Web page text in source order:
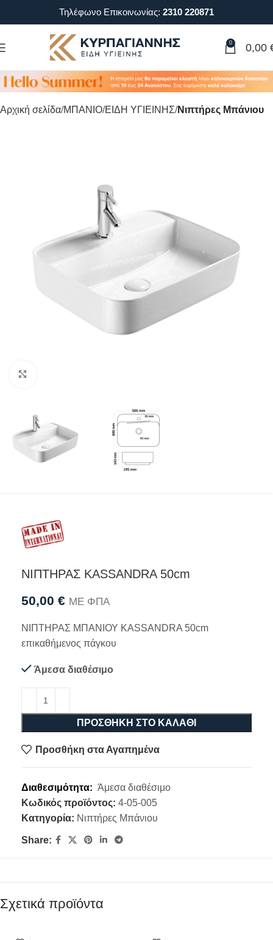
Τηλέφωνο Επικοινωνίας: 2310 220871
0 0,00
Αρχική σελίδα ΜΠΑΝΙΟ ΕΙΔΗ ΥΓΙΕΙΝΗΣ Νιπτήρες Μπάνιου
ΝΙΠΤΗΡΑΣ KASSANDRA 50cm
50,00 € ΜΕ ΦΠΑ
ΝΙΠΤΗΡΑΣ ΜΠΑΝΙΟΥ KASSANDRA 50cm
επικαθήμενος πάγκου
Άμεσα διαθέσιμο
ΠΡΟΣΘΉΚΗ ΣΤΟ ΚΑΛΆΘΙ
Προσθήκη στα Αγαπημένα
Διαθεσιμότητα: Άμεσα διαθέσιμο
Κωδικός προϊόντος: 4-05-005
Κατηγορία: Νιπτήρες Μπάνιου
Share:
Σχετικά προϊόντα